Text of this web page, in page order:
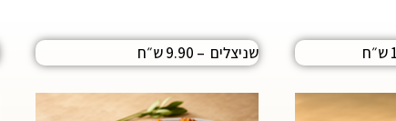
שניצלים – 9.90 ש״ח